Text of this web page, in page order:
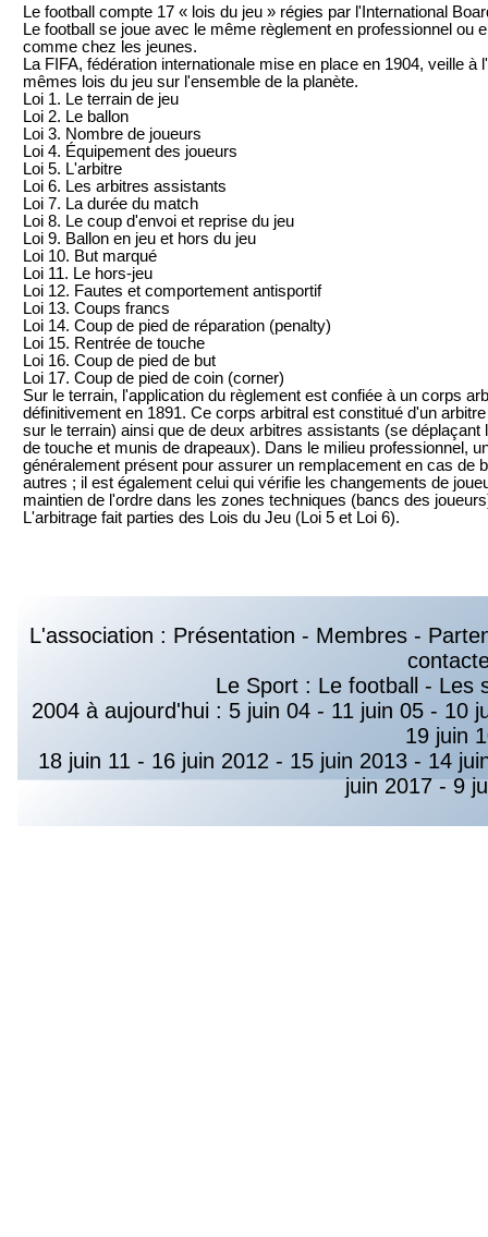
Le football compte 17 « lois du jeu » régies par l'International
Le football se joue avec le même règlement en professionnel ou
comme chez les jeunes.
La FIFA, fédération internationale mise en place en 1904, veille à
mêmes lois du jeu sur l'ensemble de la planète.
Loi 1. Le terrain de jeu
Loi 2. Le ballon
Loi 3. Nombre de joueurs
Loi 4. Équipement des joueurs
Loi 5. L'arbitre
Loi 6. Les arbitres assistants
Loi 7. La durée du match
Loi 8. Le coup d'envoi et reprise du jeu
Loi 9. Ballon en jeu et hors du jeu
Loi 10. But marqué
Loi 11. Le hors-jeu
Loi 12. Fautes et comportement antisportif
Loi 13. Coups francs
Loi 14. Coup de pied de réparation (penalty)
Loi 15. Rentrée de touche
Loi 16. Coup de pied de but
Loi 17. Coup de pied de coin (corner)
Sur le terrain, l'application du règlement est confiée à un corps
définitivement en 1891. Ce corps arbitral est constitué d'un
sur le terrain) ainsi que de deux arbitres assistants (se déplaçant
de touche et munis de drapeaux). Dans le milieu professionnel,
généralement présent pour assurer un remplacement en cas de
autres ; il est également celui qui vérifie les changements de
maintien de l'ordre dans les zones techniques (bancs des
L'arbitrage fait parties des Lois du Jeu (Loi 5 et Loi 6).
L'association : Présentation - Membres -
Le Sport : Le football - Les
2004 à aujourd'hui : 5 juin 04 - 11 juin 05 - 10
19 juin
18 juin 11 - 16 juin 2012 - 15 juin 2013 - 14
juin 2017-9